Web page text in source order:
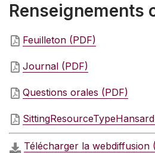
Renseignements
Feuilleton (PDF)
Journal (PDF)
Questions orales (PDF)
Télécharger la webdiffusion